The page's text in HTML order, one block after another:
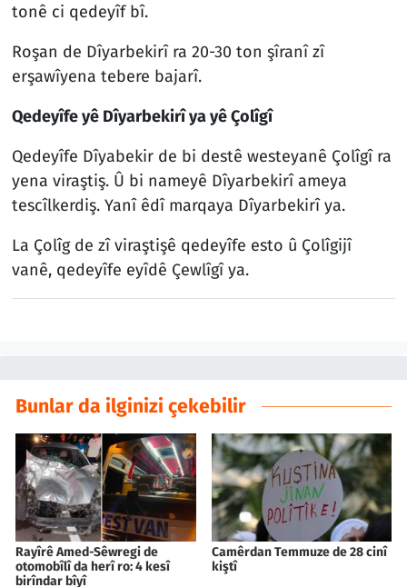
tonê ci qedeyîf bî.
Roşan de Dîyarbekirî ra 20-30 ton şîranî zî
erşawîyena tebere bajarî.
Qedeyîfe yê Dîyarbekirî ya yê Çolîgî
Qedeyîfe Dîyabekir de bi destê westeyanê Çolîgî ra
yena viraştiş. Û bi nameyê Dîyarbekirî ameya
tescîlkerdiş. Yanî êdî marqaya Dîyarbekirî ya.
La Çolîg de zî viraştişê qedeyîfe esto û Çolîgijî
vanê, qedeyîfe eyîdê Çewlîgî ya.
Bunlar da ilginizi çekebilir
Rayîrê Amed-Sêwregi de
otomobîlî da herî ro: 4 kesî
birîndar bîyî
Camêrdan Temmuze de 28 cinî
kiştî